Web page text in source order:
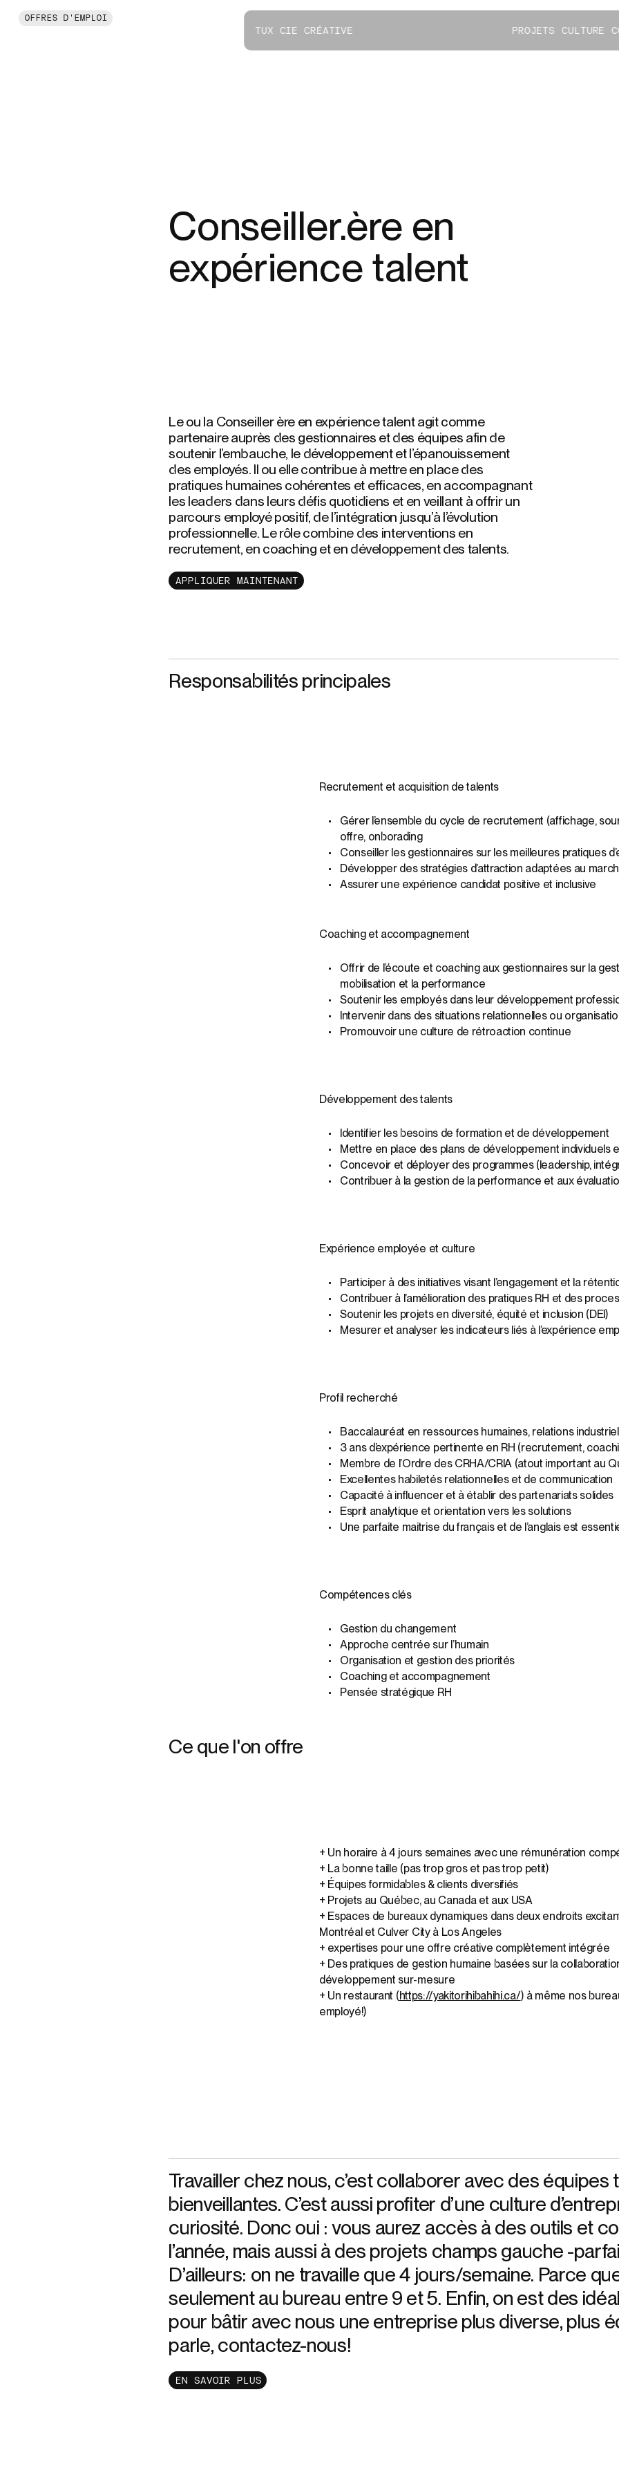
TUX CIE CRÉATIVE PROJETS CUL TURE C
OFFRES D'EMPLOI
Conseiller.ère en
expérience talent
Le ou la Conseiller ère en expérience talent agit comme
partenaire auprès des gestionnaires et des équipes afin de
soutenir l’embauche, le développement et l’épanouissement
des employés. Il ou elle contribue à mettre en place des
pratiques humaines cohérentes et efficaces, en accompagnant
les leaders dans leurs défis quotidiens et en veillant à offrir un
parcours employé positif, de l’intégration jusqu’à l’évolution
professionnelle. Le rôle combine des interventions en
recrutement, en coaching et en développement des talents.
APPLIQUER MAINTENANT
Responsabilités principales
Recrutement et acquisition de talents
Gérer l’ensemble du cycle de recrutement (affichage,
offre, onborading
Conseiller les gestionnaires sur les meilleures pratiques
Développer des stratégies d’attraction adaptées au
Assurer une expérience candidat positive et inclusive
Coaching et accompagnement
Offrir de l’écoute et coaching aux gestionnaires sur la
mobilisation et la performance
Soutenir les employés dans leur développement
Intervenir dans des situations relationnelles ou
Promouvoir une culture de rétroaction continue
Développement des talents
Identifier les besoins de formation et de développement
Mettre en place des plans de développement individuels
Concevoir et déployer des programmes (leadership,
Contribuer à la gestion de la performance et aux
Expérience employée et culture
Participer à des initiatives visant l’engagement et la
Contribuer à l’amélioration des pratiques RH et des
Soutenir les projets en diversité, équité et inclusion (DEI)
Mesurer et analyser les indicateurs liés à l’expérience
Profil recherché
Baccalauréat en ressources humaines, relations
3 ans d’expérience pertinente en RH (recrutement,
Membre de l’Ordre des CRHA/CRIA (atout important au
Excellentes habiletés relationnelles et de communication
Capacité à influencer et à établir des partenariats solides
Esprit analytique et orientation vers les solutions
Une parfaite maitrise du français et de l’anglais est
Compétences clés
Gestion du changement
Approche centrée sur l’humain
Organisation et gestion des priorités
Coaching et accompagnement
Pensée stratégique RH
Ce que l'on offre
+ Un horaire à 4 jours semaines avec une rémunération
+ La bonne taille (pas trop gros et pas trop petit)
+ Équipes formidables & clients diversifiés
+ Projets au Québec, au Canada et aux USA
+ Espaces de bureaux dynamiques dans deux endroits
Montréal et Culver City à Los Angeles
+ expertises pour une offre créative complètement intégrée
+ Des pratiques de gestion humaine basées sur la
développement sur-mesure
+ Un restaurant (https://yakitorihibahihi.ca/) à même nos
employé!)
Travailler chez nous, c’est collaborer avec des
bienveillantes. C’est aussi profiter d’une culture
curiosité. Donc oui : vous aurez accès à des outils et
l’année, mais aussi à des projets champs gauche -
D’ailleurs: on ne travaille que 4 jours/semaine. Parce
seulement au bureau entre 9 et 5. Enfin, on est des
pour bâtir avec nous une entreprise plus diverse, plus
parle, contactez-nous!
EN SAVOIR PLUS